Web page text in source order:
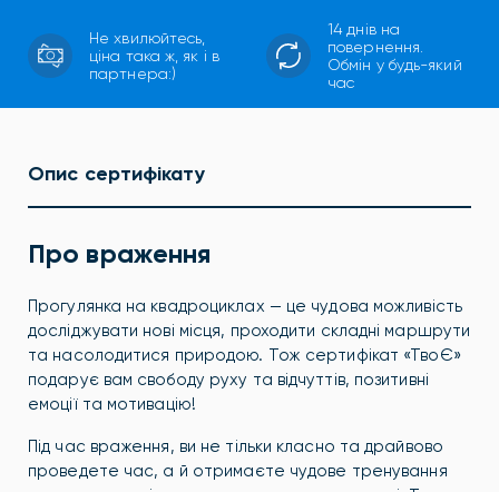
Не хвилюйтесь,
ціна така ж, як і в
партнера:)
14 днів на
повернення.
Обмін у будь-який
час
Опис сертифікату
Про враження
Прогулянка на квадроциклах — це чудова можливість
досліджувати нові місця, проходити складні маршрути
та насолодитися природою. Тож сертифікат «ТвоЄ»
подарує вам свободу руху та відчуттів, позитивні
емоції та мотивацію!
Під час враження, ви не тільки класно та драйвово
проведете час, а й отримаєте чудове тренування